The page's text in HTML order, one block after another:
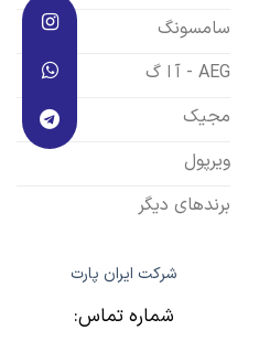
سامسونگ
AEG - آ ا گ
مجیک
ویرپول
برندهای دیگر
شرکت ایران پارت
شماره تماس: